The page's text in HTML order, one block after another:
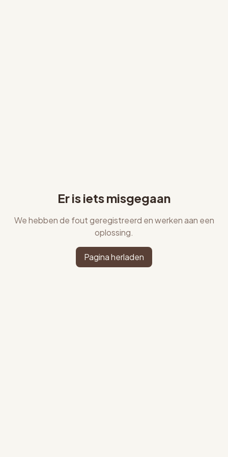
Er is iets misgegaan
We hebben de fout geregistreerd en werken aan een
oplossing.
Pagina herladen